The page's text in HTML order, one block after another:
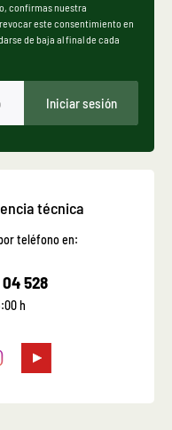
confirmas nuestra
este consentimiento en
de baja al final de cada
Iniciar sesión
técnica
teléfono en:
528
h